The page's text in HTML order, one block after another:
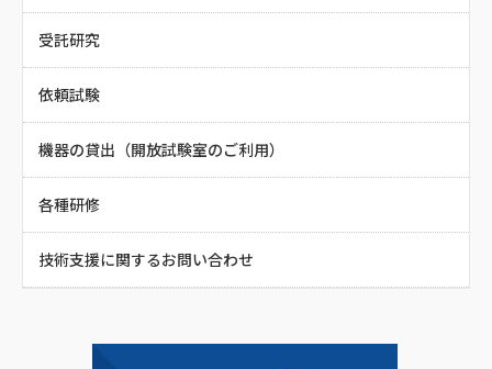
受託研究
依頼試験
機器の貸出（開放試験室のご利用）
各種研修
技術支援に関するお問い合わせ